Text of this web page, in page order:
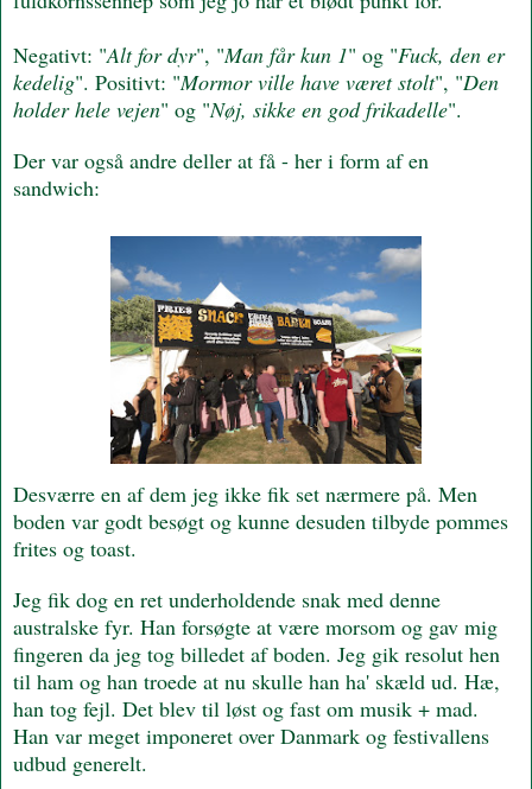
Negativt: "Alt for dyr", "Man får kun 1" og "Fuck, den er
kedelig". Positivt: "Mormor ville have været stolt", "Den
holder hele vejen" og "Nøj, sikke en god frikadelle".
Der var også andre deller at få - her i form af en
sandwich:
Desværre en af dem jeg ikke fik set nærmere på. Men
boden var godt besøgt og kunne desuden tilbyde pommes
frites og toast.
Jeg fik dog en ret underholdende snak med denne
australske fyr. Han forsøgte at være morsom og gav mig
fingeren da jeg tog billedet af boden. Jeg gik resolut hen
til ham og han troede at nu skulle han ha' skæld ud. Hæ,
han tog fejl. Det blev til løst og fast om musik + mad.
Han var meget imponeret over Danmark og festivallens
udbud generelt.